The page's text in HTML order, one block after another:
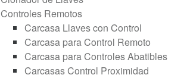
Controles Remotos
Carcasa Llaves con Control
Carcasa para Control Remoto
Carcasa para Controles Abatibles
Carcasas Control Proximidad